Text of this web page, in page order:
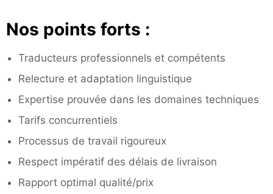
Nos points forts :
Traducteurs professionnels et compétents
Relecture et adaptation linguistique
Expertise prouvée dans les domaines techniques
Tarifs concurrentiels
Processus de travail rigoureux
Respect impératif des délais de livraison
Rapport optimal qualité/prix